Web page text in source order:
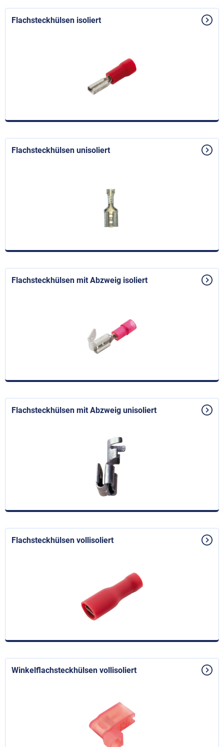
Flachsteckhülsen isoliert
Flachsteckhülsen unisoliert
Flachsteckhülsen mit Abzweig isoliert
Flachsteckhülsen mit Abzweig unisoliert
Flachsteckhülsen vollisoliert
Winkelflachsteckhülsen vollisoliert